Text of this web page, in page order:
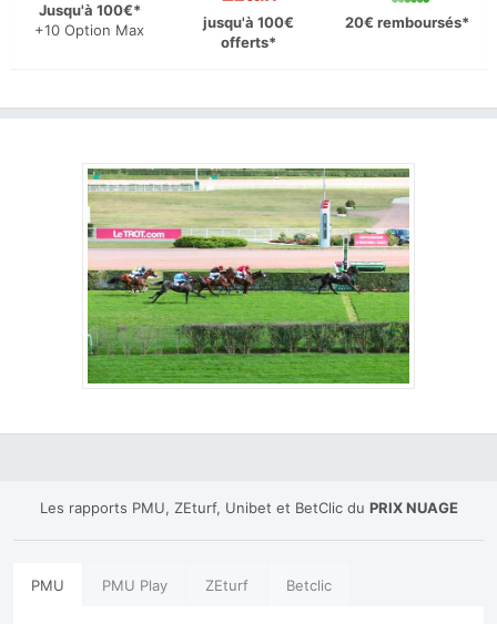
Jusqu'à 100€*
+10 Option Max
jusqu'à 100€
offerts*
20€ remboursés*
Les rapports PMU, ZEturf, Unibet et BetClic du PRIX NUAGE
PMU PMU Play ZEturf Betclic